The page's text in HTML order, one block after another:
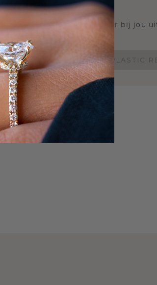
3D PLASTIC REPLICA
Wil jij weten hoe deze ring er bij jou
BESTEL EEN 3D PLASTIC